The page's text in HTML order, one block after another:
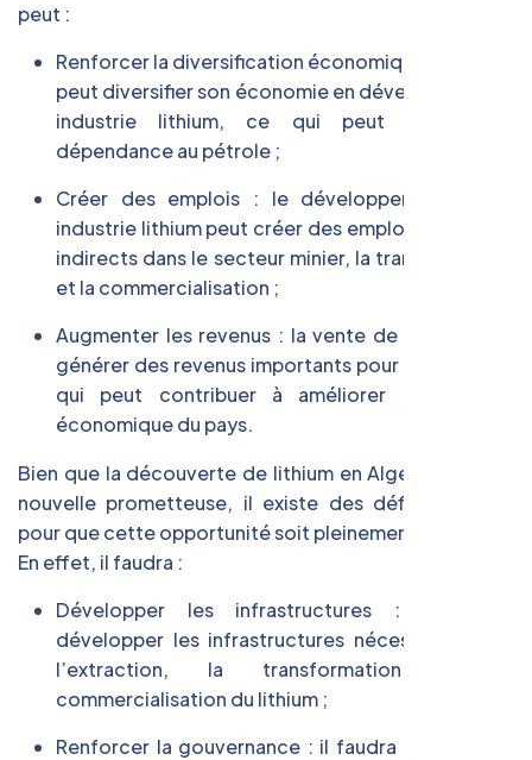
peut :
Renforcer la diversification économique : l’Algérie
peut diversifier son économie en développant une
industrie lithium, ce qui peut réduire sa
dépendance au pétrole ;
Créer des emplois : le développement d’une
industrie lithium peut créer des emplois directs et
indirects dans le secteur minier, la transformation
et la commercialisation ;
Augmenter les revenus : la vente de lithium peut
générer des revenus importants pour l’Algérie, ce
qui peut contribuer à améliorer la situation
économique du pays.
Bien que la découverte de lithium en Algérie soit une
nouvelle prometteuse, il existe des défis à relever
pour que cette opportunité soit pleinement exploitée.
En effet, il faudra :
Développer les infrastructures : il faudra
développer les infrastructures nécessaires pour
l’extraction, la transformation et la
commercialisation du lithium ;
Renforcer la gouvernance : il faudra renforcer la